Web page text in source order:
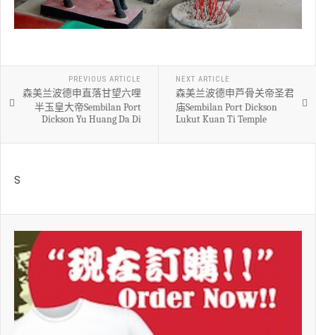
PREVIOUS ARTICLE
森美兰波德申直落甘望六哩
半玉皇大帝Sembilan Port
Dickson Yu Huang Da Di
NEXT ARTICLE
森美兰波德申芦骨关帝圣君
庙Sembilan Port Dickson
Lukut Kuan Ti Temple
S